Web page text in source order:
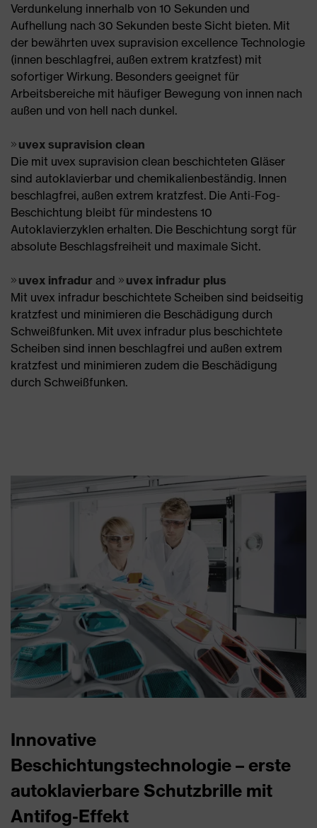
Verdunkelung innerhalb von 10 Sekunden und
Aufhellung nach 30 Sekunden beste Sicht bieten. Mit
der bewährten uvex supravision excellence Technologie
(innen beschlagfrei, außen extrem kratzfest) mit
sofortiger Wirkung. Besonders geeignet für
Arbeitsbereiche mit häufiger Bewegung von innen nach
außen und von hell nach dunkel.
uvex supravision clean
Die mit uvex supravision clean beschichteten Gläser
sind autoklavierbar und chemikalienbeständig. Innen
beschlagfrei, außen extrem kratzfest. Die Anti-Fog-
Beschichtung bleibt für mindestens 10
Autoklavierzyklen erhalten. Die Beschichtung sorgt für
absolute Beschlagsfreiheit und maximale Sicht.
uvex infradur and
uvex infradur plus
Mit uvex infradur beschichtete Scheiben sind beidseitig
kratzfest und minimieren die Beschädigung durch
Schweißfunken. Mit uvex infradur plus beschichtete
Scheiben sind innen beschlagfrei und außen extrem
kratzfest und minimieren zudem die Beschädigung
durch Schweißfunken.
Innovative
Beschichtungstechnologie – erste
autoklavierbare Schutzbrille mit
Antifog-Effekt